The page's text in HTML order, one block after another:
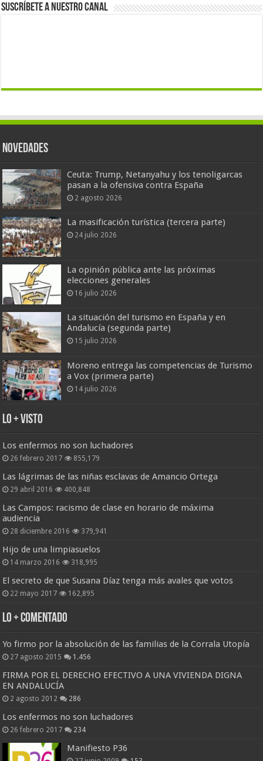
Suscríbete a nuestro canal
Novedades
Ceuta: Trump, Netanyahu y los tenoligarcas
pasan a la ofensiva contra España
2 agosto 2026
La masificación turística (tercera parte)
24 julio 2026
La opinión pública ante las próximas
elecciones generales
16 julio 2026
La situación del turismo en España y en
Andalucía (segunda parte)
15 julio 2026
Moreno entrega las competencias de Turismo
a Vox (primera parte)
14 julio 2026
Lo + Visto
Los enfermos no son luchadores
26 febrero 2017 855,179
Las lágrimas de las niñas esclavas de Amancio Ortega
29 abril 2016 400,848
Las Campos: racismo de clase en horario de máxima
audiencia
28 diciembre 2016 379,941
Hijo de una limpiasuelos
14 marzo 2016 318,995
El secreto de que Susana Díaz tenga más avales que votos
22 mayo 2017 162,895
Lo + Comentado
Yo firmo por la absolución de las familias de la Corrala Utopía
27 agosto 2015 1.456
FIRMA POR EL DERECHO EFECTIVO A UNA VIVIENDA DIGNA
EN ANDALUCÍA
2 agosto 2012 286
Los enfermos no son luchadores
26 febrero 2017 234
Manifiesto P36